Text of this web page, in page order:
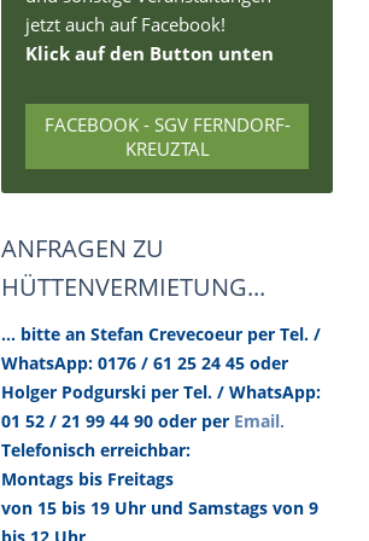
jetzt auch auf Facebook!
Klick auf den Button unten
FACEBOOK - SGV FERNDORF-
KREUZTAL
ANFRAGEN ZU
HÜTTENVERMIETUNG...
... bitte an Stefan Crevecoeur per Tel. /
WhatsApp: 0176 / 61 25 24 45 oder
Holger Podgurski per Tel. / WhatsApp:
01 52 / 21 99 44 90 oder per Email.
Telefonisch erreichbar:
Montags bis Freitags
von 15 bis 19 Uhr und Samstags von 9